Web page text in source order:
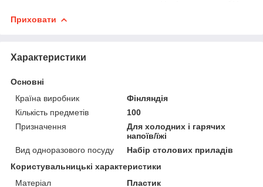
Приховати
Характеристики
Основні
Країна виробник
Фінляндія
Кількість предметів
100
Призначення
Для холодних і гарячих
напоїв/їжі
Вид одноразового посуду
Набір столових приладів
Користувальницькі характеристики
Матеріал
Пластик